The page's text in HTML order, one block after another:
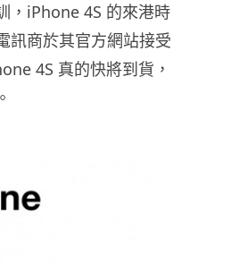
，iPhone 4S 的來港時
訊商於其官方網站接受
4S 真的快將到貨，